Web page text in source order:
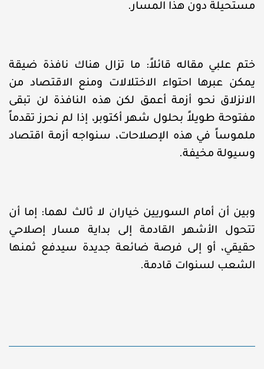
مستحيلة دون هذا المسار.
ختم علبي مقاله قائلاً: ما تزال هناك نافذة ضيقة
يمكن عبرها احتواء الاختلالات ومنع الاقتصاد من
الانزلاق نحو أزمة أعمق لكن هذه النافذة لن تبقى
مفتوحة طويلاً بحلول شهر أكتوبر، إذا لم نحرز تقدماً
ملموساً في هذه الإصلاحات، سنواجه أزمة اقتصاد
وسيولة مخيفة.
وبين أن أمام السوريين خياران لا ثالث لهما: إما أن
تتحول الأشهر القادمة إلى بداية مسار إصلاحي
حقيقي، أو إلى فرصة ضائعة جديدة سيدفع ثمنها
الشعب لسنوات قادمة.